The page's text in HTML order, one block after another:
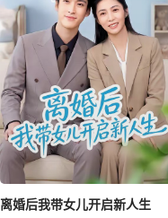
离婚后我带女儿开启新人生